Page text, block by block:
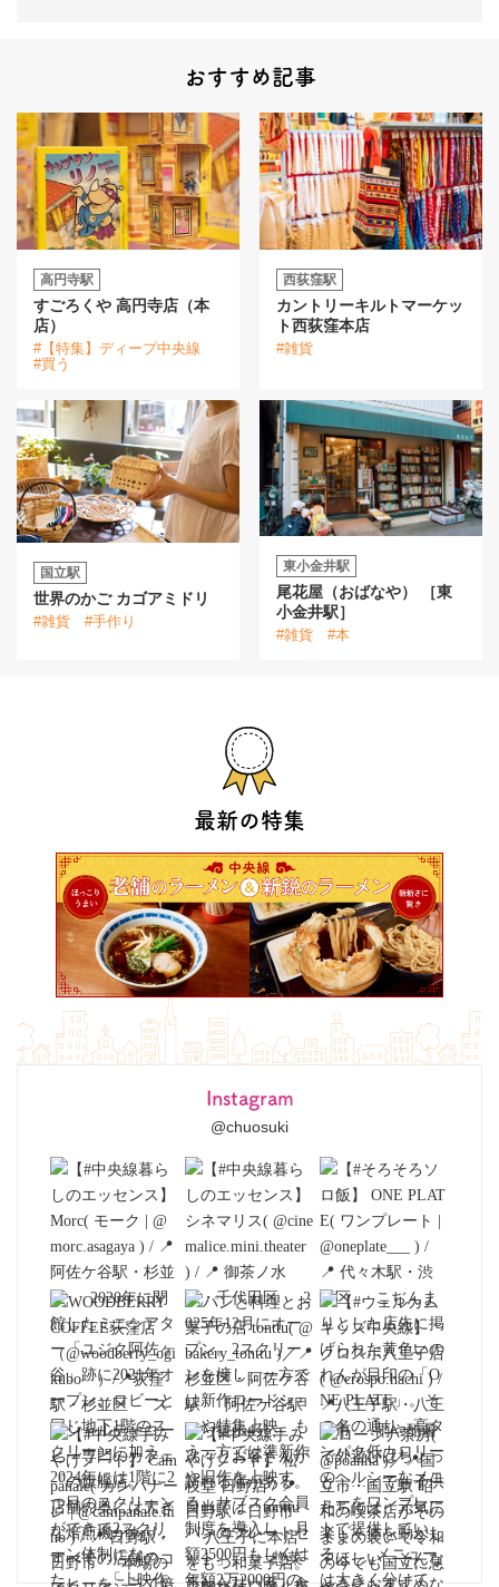
最新の特集
Instagram
@chuosuki
おすすめ記事
高円寺駅
すごろくや 高円寺店（本
店）
#【特集】ディープ中央線
#買う
西荻窪駅
カントリーキルトマーケッ
ト西荻窪本店
#雑貨
国立駅
世界のかご カゴアミドリ
#雑貨 #手作り
東小金井駅
尾花屋（おばなや） ［東
小金井駅］
#雑貨 #本